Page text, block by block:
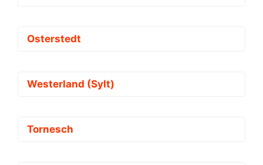
Osterstedt
Westerland (Sylt)
Tornesch